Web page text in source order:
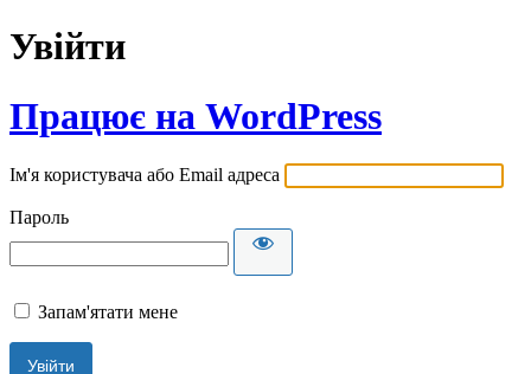
Увійти
Працює на WordPress
Ім'я користувача або Email адреса
Пароль
Запам'ятати мене